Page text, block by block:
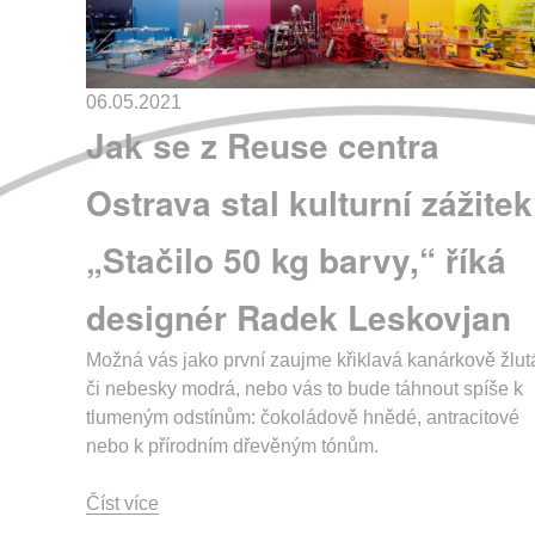
06.05.2021
Jak se z Reuse centra
Ostrava stal kulturní
„Stačilo 50 kg barvy,“ říká
designér Radek Leskovjan
Možná vás jako první zaujme křiklavá kanárkově
či nebesky modrá, nebo vás to bude táhnout spíše k
tlumeným odstínům: čokoládově hnědé, antracitové
nebo k přírodním dřevěným tónům.
Číst více